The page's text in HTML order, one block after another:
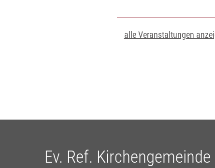
alle Veranstaltungen
Ev. Ref. Kirchengemeinde